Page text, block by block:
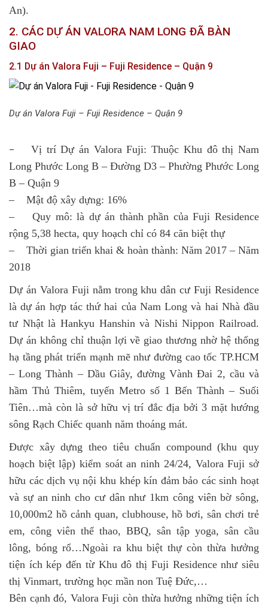
An).
2. CÁC DỰ ÁN VALORA NAM LONG ĐÃ BÀN
GIAO
2.1 Dự án Valora Fuji – Fuji Residence – Quận 9
Dự án Valora Fuji – Fuji Residence – Quận 9
–
Vị trí Dự án Valora Fuji: Thuộc Khu đô thị Nam
Long Phước Long B – Đường D3 – Phường Phước Long
B – Quận 9
– Mật độ xây dựng: 16%
– Quy mô: là dự án thành phần của Fuji Residence
rộng 5,38 hecta, quy hoạch chỉ có 84 căn biệt thự
– Thời gian triển khai & hoàn thành: Năm 2017 – Năm
2018
Dự án Valora Fuji nằm trong khu dân cư Fuji Residence
là dự án hợp tác thứ hai của Nam Long và hai Nhà đầu
tư Nhật là Hankyu Hanshin và Nishi Nippon Railroad.
Dự án không chỉ thuận lợi về giao thương nhờ hệ thống
hạ tầng phát triển mạnh mẽ như đường cao tốc TP.HCM
– Long Thành – Dầu Giây, đường Vành Đai 2, cầu và
hầm Thủ Thiêm, tuyến Metro số 1 Bến Thành – Suối
Tiên…mà còn là sở hữu vị trí đắc địa bởi 3 mặt hướng
sông Rạch Chiếc quanh năm thoáng mát.
Được xây dựng theo tiêu chuẩn compound (khu quy
hoạch biệt lập) kiểm soát an ninh 24/24, Valora Fuji sở
hữu các dịch vụ nội khu khép kín đảm bảo các sinh hoạt
và sự an ninh cho cư dân như 1km công viên bờ sông,
10,000m2 hồ cảnh quan, clubhouse, hồ bơi, sân chơi trẻ
em, công viên thể thao, BBQ, sân tập yoga, sân cầu
lông, bóng rổ…Ngoài ra khu biệt thự còn thừa hưởng
tiện ích kép đến từ Khu đô thị Fuji Residence như siêu
thị Vinmart, trường học mần non Tuệ Đức,…
Bên cạnh đó, Valora Fuji còn thừa hưởng những tiện ích